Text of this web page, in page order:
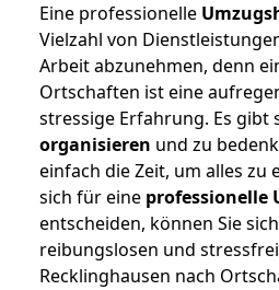
Eine professionelle
Vielzahl von
Arbeit abzunehmen, denn
Ortschaften ist eine
stressige Erfahrung. Es gibt
organisieren und zu
einfach die Zeit, um alles zu
sich für eine professionelle
entscheiden, können Sie
reibungslosen und
Recklinghausen nach